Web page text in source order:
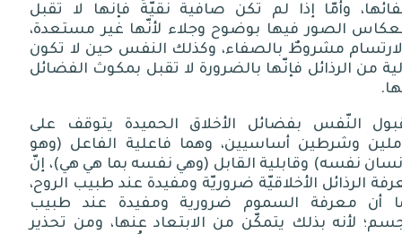
وأمّا إذا لم تكن صافية نقيّةً فإنها لا تقبل
الصور فيها بوضوح وجلاء لأنّها غير مستعدة،
مشروطٌ بالصفاء، وكذلك النفس حين لا تكون
من الرذائل فإنّها بالضرورة لا تقبل بمكوث الفضائل
.
النّفس بفضائل الأخلاق الحميدة يتوقف على
وشرطين أساسيين، وهما فاعلية الفاعل (وهو
نفسه) وقابلية القابل (وهي نفسه بما هي هي)، إنّ
الرذائل الأخلاقيّة ضروريّة ومفيدة عند طبيب الروح،
أن معرفة السموم ضرورية ومفيدة عند طبيب
لأنه بذلك يتمكّن من الابتعاد عنها، ومن تحذير